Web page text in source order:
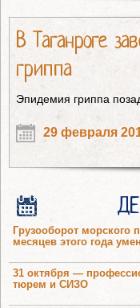
В Таганроге
гриппа
Эпидемия гриппа
29 февраля
Грузооборот морского
месяцев этого года
31 октября —
тюрем и СИЗО